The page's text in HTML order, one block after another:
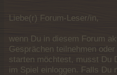
Liebe(r) Forum-Leser/in,
wenn Du in diesem Forum
Gesprächen teilnehmen
starten möchtest, musst Du
im Spiel einloggen. Falls Du